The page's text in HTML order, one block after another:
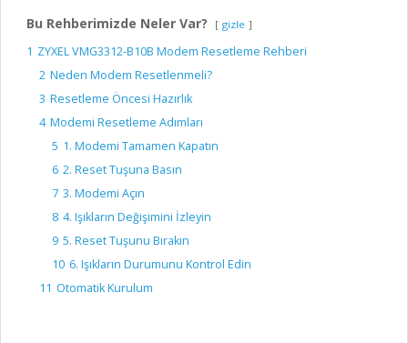
Bu Rehberimizde Neler Var? gizle
1 ZYXEL VMG3312-B10B Modem Resetleme Rehberi
2 Neden Modem Resetlenmeli?
3 Resetleme Öncesi Hazırlık
4 Modemi Resetleme Adımları
5 1. Modemi Tamamen Kapatın
6 2. Reset Tuşuna Basın
7 3. Modemi Açın
8 4. Işıkların Değişimini İzleyin
9 5. Reset Tuşunu Bırakın
10 6. Işıkların Durumunu Kontrol Edin
11 Otomatik Kurulum